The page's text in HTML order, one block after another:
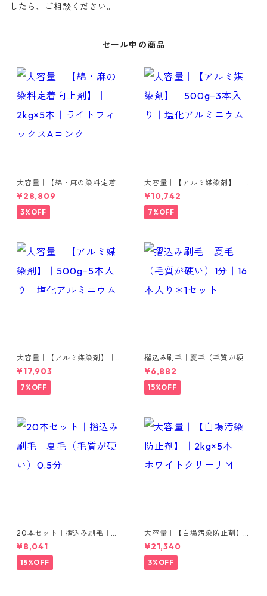
したら、ご相談ください。
セール中の商品
大容量｜【綿・麻の染料定着
向上剤】｜2kg×5本｜ライト
フィックスAコンク
¥28,809
3%OFF
大容量｜【アルミ媒染剤】｜5
00g−3本入り｜塩化アルミニ
ウム
¥10,742
7%OFF
大容量｜【アルミ媒染剤】｜5
00g−5本入り｜塩化アルミニ
ウム
¥17,903
7%OFF
摺込み刷毛｜夏毛（毛質が硬
い）1分｜16本入り＊1セット
¥6,882
15%OFF
20本セット｜摺込み刷毛｜夏
毛（毛質が硬い）0.5分
¥8,041
15%OFF
大容量｜【白場汚染防止剤】
｜2kg×5本｜ホワイトクリー
ナＭ
¥21,340
3%OFF